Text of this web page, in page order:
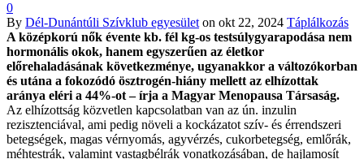
0
By Dél-Dunántúli Szívklub egyesület on okt 22, 2024 Táplálkozás
A középkorú nők évente kb. fél kg-os testsúlygyarapodása nem
hormonális okok, hanem egyszerűen az életkor
előrehaladásának következménye, ugyanakkor a változókorban
és utána a fokozódó ösztrogén-hiány mellett az elhízottak
aránya eléri a 44%-ot – írja a Magyar Menopausa Társaság.
Az elhízottság közvetlen kapcsolatban van az ún. inzulin
rezisztenciával, ami pedig növeli a kockázatot szív- és érrendszeri
betegségek, magas vérnyomás, agyvérzés, cukorbetegség, emlőrák,
méhtestrák, valamint vastagbélrák vonatkozásában, de hajlamosít